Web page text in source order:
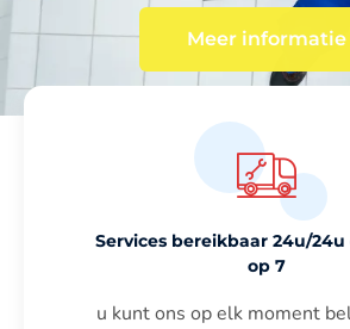
Meer informatie
Services bereikbaar 24u/
op 7
u kunt ons op elk moment